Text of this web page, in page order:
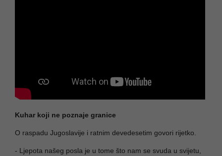
Kuhar koji ne poznaje granice
O raspadu Jugoslavije i ratnim devedesetim govori rijetko.
- Ljepota našeg posla je u tome što nam se svuda u svijetu,